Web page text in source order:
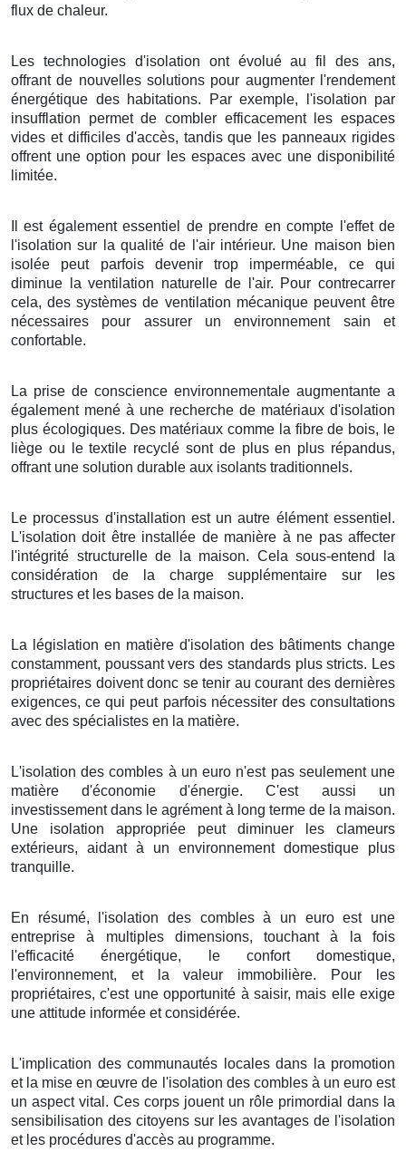
flux de chaleur.
Les technologies d'isolation ont évolué au fil des ans,
offrant de nouvelles solutions pour augmenter l'rendement
énergétique des habitations. Par exemple, l'isolation par
insufflation permet de combler efficacement les espaces
vides et difficiles d'accès, tandis que les panneaux rigides
offrent une option pour les espaces avec une disponibilité
limitée.
Il est également essentiel de prendre en compte l'effet de
l'isolation sur la qualité de l'air intérieur. Une maison bien
isolée peut parfois devenir trop imperméable, ce qui
diminue la ventilation naturelle de l'air. Pour contrecarrer
cela, des systèmes de ventilation mécanique peuvent être
nécessaires pour assurer un environnement sain et
confortable.
La prise de conscience environnementale augmentante a
également mené à une recherche de matériaux d'isolation
plus écologiques. Des matériaux comme la fibre de bois, le
liège ou le textile recyclé sont de plus en plus répandus,
offrant une solution durable aux isolants traditionnels.
Le processus d'installation est un autre élément essentiel.
L'isolation doit être installée de manière à ne pas affecter
l'intégrité structurelle de la maison. Cela sous-entend la
considération de la charge supplémentaire sur les
structures et les bases de la maison.
La législation en matière d'isolation des bâtiments change
constamment, poussant vers des standards plus stricts. Les
propriétaires doivent donc se tenir au courant des dernières
exigences, ce qui peut parfois nécessiter des consultations
avec des spécialistes en la matière.
L'isolation des combles à un euro n'est pas seulement une
matière d'économie d'énergie. C'est aussi un
investissement dans le agrément à long terme de la maison.
Une isolation appropriée peut diminuer les clameurs
extérieurs, aidant à un environnement domestique plus
tranquille.
En résumé, l'isolation des combles à un euro est une
entreprise à multiples dimensions, touchant à la fois
l'efficacité énergétique, le confort domestique,
l'environnement, et la valeur immobilière. Pour les
propriétaires, c'est une opportunité à saisir, mais elle exige
une attitude informée et considérée.
L'implication des communautés locales dans la promotion
et la mise en œuvre de l'isolation des combles à un euro est
un aspect vital. Ces corps jouent un rôle primordial dans la
sensibilisation des citoyens sur les avantages de l'isolation
et les procédures d'accès au programme.